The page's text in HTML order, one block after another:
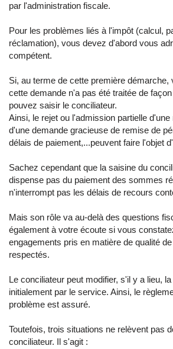
par l'administration fiscale.
Pour les problèmes liés à l'impôt (calcul,
réclamation), vous devez d'abord vous
compétent.
Si, au terme de cette première démarche,
cette demande n'a pas été traitée de
pouvez saisir le conciliateur.
Ainsi, le rejet ou l'admission partielle
d'une demande gracieuse de remise de
délais de paiement,...peuvent faire l'objet
Sachez cependant que la saisine du
dispense pas du paiement des sommes
n'interrompt pas les délais de recours
Mais son rôle va au-delà des questions
également à votre écoute si vous
engagements pris en matière de qualité
respectés.
Le conciliateur peut modifier, s'il y a lieu,
initialement par le service. Ainsi, le
problème est assuré.
Toutefois, trois situations ne relèvent pas
conciliateur. Il s'agit :